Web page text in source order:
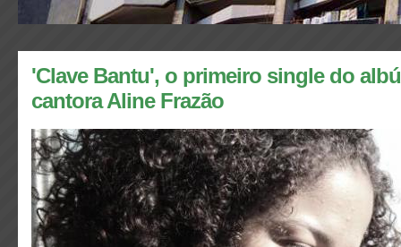
'Clave Bantu', o primeiro single do
cantora Aline Frazão